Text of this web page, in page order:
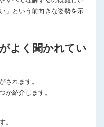
」という前向きな姿勢を示
よく聞かれてい
されます。
か紹介します。
。